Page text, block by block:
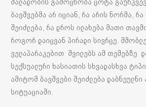
ბავშვებმა არ იციან, რა არის ნორმა, რა
შეიძლება, რა დროს ილახება მათი
როგორ დაიცვან პირადი სივრცე.
ველაპარაკებით შვილებს ამ თემებზე
სექსუალური ხასიათის სხვადასხვა
ამიტომ ბავშვები შეიძლება
სიტუაციაში.